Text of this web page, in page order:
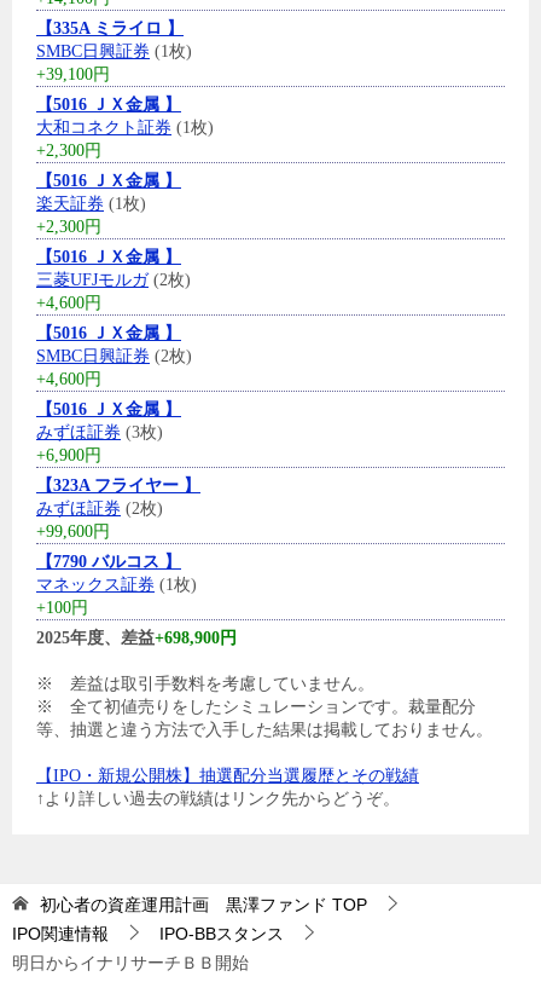
【335A ミライロ 】
SMBC日興証券 (1枚)
+39,100円
【5016 ＪＸ金属 】
大和コネクト証券 (1枚)
+2,300円
【5016 ＪＸ金属 】
楽天証券 (1枚)
+2,300円
【5016 ＪＸ金属 】
三菱UFJモルガ(2枚)
+4,600円
【5016 ＪＸ金属 】
SMBC日興証券 (2枚)
+4,600円
【5016 ＪＸ金属 】
みずほ証券 (3枚)
+6,900円
【323A フライヤー 】
みずほ証券 (2枚)
+99,600円
【7790 バルコス 】
マネックス証券 (1枚)
+100円
2025年度、差益+698,900円
※ 差益は取引手数料を考慮していません。
※ 全て初値売りをしたシミュレーションです。裁量配分
等、抽選と違う方法で入手した結果は掲載しておりません。
【IPO・新規公開株】抽選配分当選履歴とその戦績
↑より詳しい過去の戦績はリンク先からどうぞ。
初心者の資産運用計画 黒澤ファンド TOP
IPO関連情報
IPO-BBスタンス
明日からイナリサーチＢＢ開始